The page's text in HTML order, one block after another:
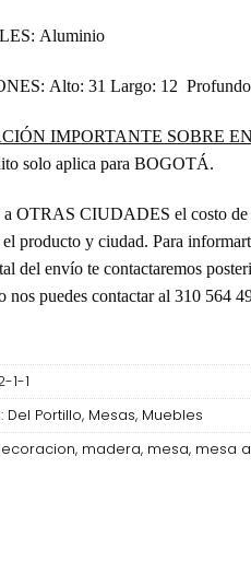
Aluminio
Alto: 31 Largo: 12
IMPORTANTE SOBRE
solo aplica para BOGOTÁ.
a OTRAS CIUDADES el costo de
producto y ciudad. Para
del envío te contactaremos
nos puedes contactar al 310 564
1-1
Del Portillo, Mesas, Muebles
, madera, mesa, mesa